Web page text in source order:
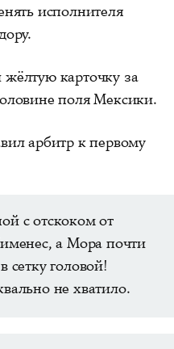
исполнителя
карточку за
поля Мексики.
арбитр к первому
с отскоком от
а Мора почти
сетку головой!
не хватило.